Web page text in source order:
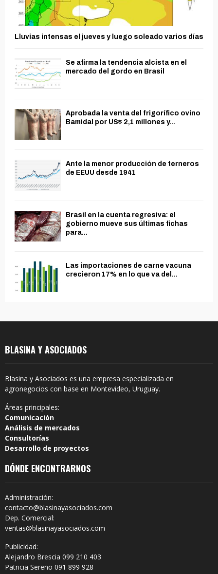
Lluvias intensas el jueves y luego soleado varios días
Se afirma la tendencia alcista en el
mercado del gordo en Brasil
Aprobada la venta del frigorífico ovino
Bamidal por US$ 2,1 millones y...
Ante la menor producción de terneros
de EEUU desde 1941
Brasil en la cuenta regresiva: el
gobierno mueve sus últimas fichas
para...
Las importaciones de carne vacuna
crecieron 17% en lo que va del...
BLASINA Y ASOCIADOS
Blasina y Asociados es una empresa especializada en
agronegocios con base en Montevideo, Uruguay.
Áreas principales:
Comunicación
Análisis de mercados
Consultorías
Desarrollo de proyectos
DÓNDE ENCONTRARNOS
Administración:
contacto@blasinayasociados.com
Dep. Comercial:
ventas@blasinayasociados.com
Publicidad:
Alejandro Brescia 099 210 403
Patricia Sereno 091 899 928